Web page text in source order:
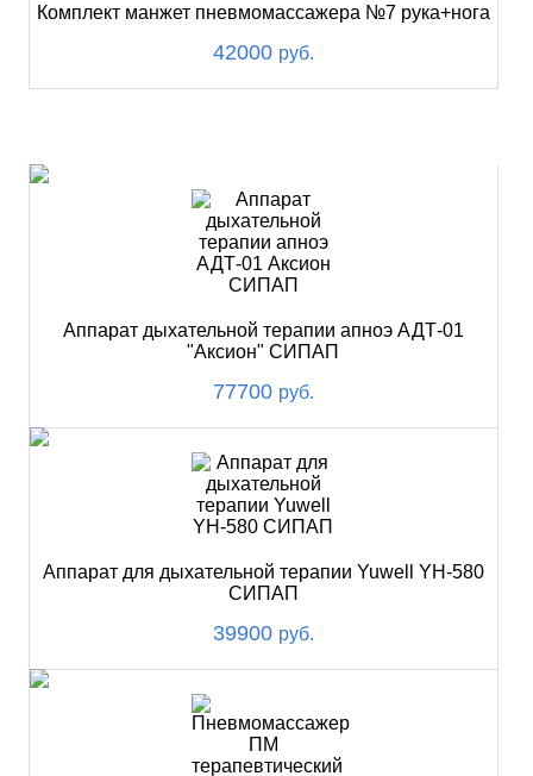
Комплект манжет пневмомассажера №7 рука+нога
42000 руб.
Аппарат дыхательной терапии апноэ АДТ-01
"Аксион" СИПАП
77700 руб.
Аппарат для дыхательной терапии Yuwell YH-580
СИПАП
39900 руб.